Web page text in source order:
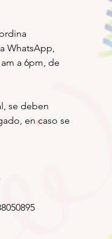
WhatsApp,
a 6pm, de
se deben
en caso se